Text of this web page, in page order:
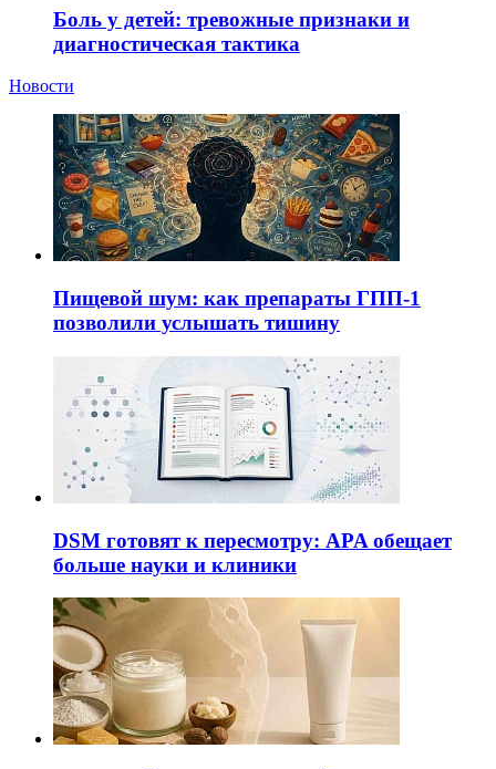
Боль у детей: тревожные признаки и
диагностическая тактика
Новости
Пищевой шум: как препараты ГПП-1
позволили услышать тишину
DSM готовят к пересмотру: APA обещает
больше науки и клиники